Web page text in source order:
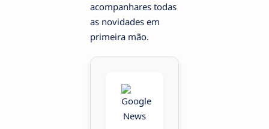
acompanhares todas
as novidades em
primeira mão.